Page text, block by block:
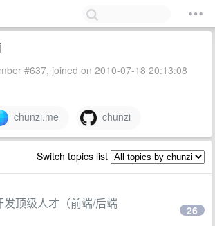
#637, joined on 2010-07-18 20:13:08
chunzi.me chunzi
Switch topics list
发顶级人才（前端/后端
26